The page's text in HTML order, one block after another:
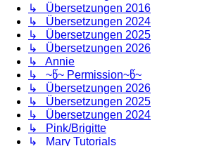
↳ Übersetzungen 2016
↳ Übersetzungen 2024
↳ Übersetzungen 2025
↳ Übersetzungen 2026
↳ Annie
↳ ~წ~ Permission~წ~
↳ Übersetzungen 2026
↳ Übersetzungen 2025
↳ Übersetzungen 2024
↳ Pink/Brigitte
↳ Mary Tutorials